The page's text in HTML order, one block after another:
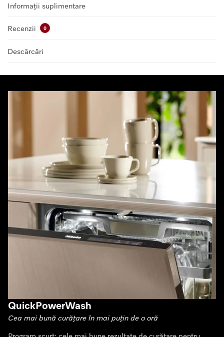
Informații suplimentare
Recenzii 0
Descărcări
QuickPowerWash
Cea mai bună curățare în mai puțin de o oră